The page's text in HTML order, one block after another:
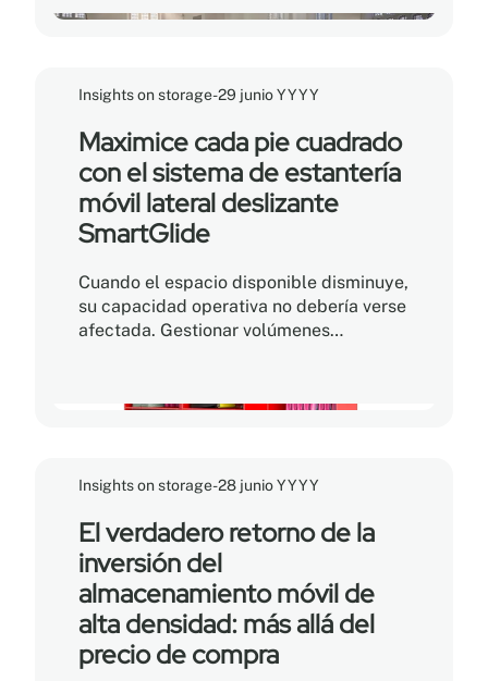
verdaderos centros comunitarios,
de bibliotecas y los responsables de las
instalaciones, esta evolución plantea un
desafío muy real: ¿cómo ampliar los
espacios destinados a las actividades
comunitarias sin comprometer la
integridad de las colecciones físicas?
Insights on storage-29 junio YYYY
Maximice cada pie cuadrado
con el sistema de estantería
móvil lateral deslizante
SmartGlide
Cuando el espacio disponible disminuye,
su capacidad operativa no debería verse
afectada. Gestionar volúmenes
inventario esencial en un espacio
hay lugar. El problema generalmente no
es la falta de superficie, sino la manera
en que el espacio está distribuido y
optimizado.
Insights on storage-28 junio YYYY
El verdadero retorno de la
inversión del
almacenamiento móvil de
alta densidad: más allá del
precio de compra